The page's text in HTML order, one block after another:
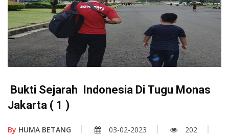
Bukti Sejarah Indonesia Di Tugu Monas
Jakarta ( 1 )
By HUMA BETANG 03-02-2023
202